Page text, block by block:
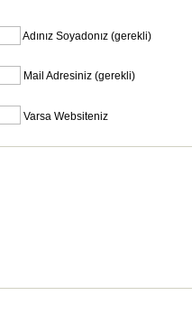
Adınız Soyadonız (gerekli)
Mail Adresiniz (gerekli)
Varsa Websiteniz